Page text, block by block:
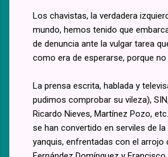
Los chavistas, la verdadera
mundo, hemos tenido que
de denuncia ante la vulgar tarea
como era de esperarse, porque
La prensa escrita, hablada y
pudimos comprobar su vileza),
Ricardo Nieves, Martínez Pozo,
se han convertido en serviles de
yanquis, enfrentadas con el